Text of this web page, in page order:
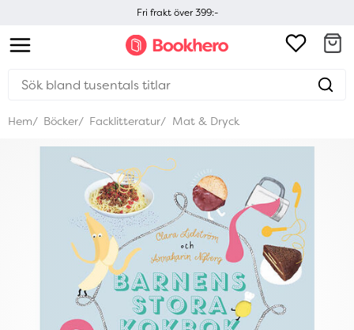
Fri frakt över 399:-
Hem Böcker Facklitteratur Mat & Dryck